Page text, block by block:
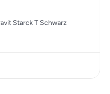
Starck T Schwarz